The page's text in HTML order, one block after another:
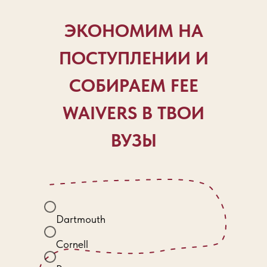
ЭКОНОМИМ НА
ПОСТУПЛЕНИИ И
СОБИРАЕМ FEE
WAIVERS В ТВОИ
ВУЗЫ
Dartmouth
Cornell